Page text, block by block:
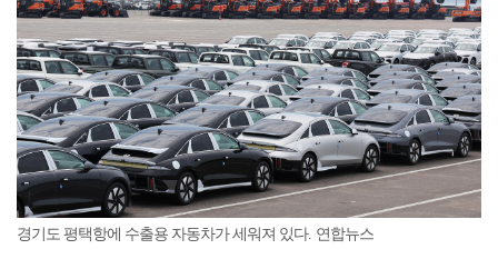
경기도 평택항에 수출용 자동차가 세워져 있다. 연합뉴스